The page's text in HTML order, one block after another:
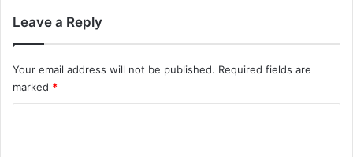
Leave a Reply
Your email address will not be published. Required fields are
marked *